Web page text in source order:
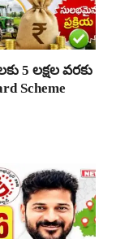
5 లక్షల వరకు
Scheme